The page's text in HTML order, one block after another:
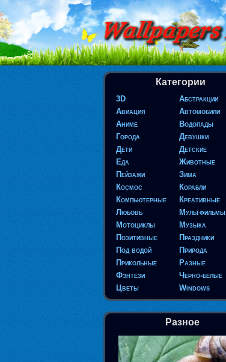
Категории
3D
Абстракции
Авиация
Автомобили
Аниме
Водопады
Города
Девушки
Дети
Детские
Еда
Животные
Пейзажи
Зима
Космос
Корабли
Компьютерные
Креативные
Любовь
Мультфильмы
Мотоциклы
Музыка
Позитивные
Праздники
Под водой
Природа
Прикольные
Разные
Фэнтези
Черно-белые
Цветы
Windows
Разное